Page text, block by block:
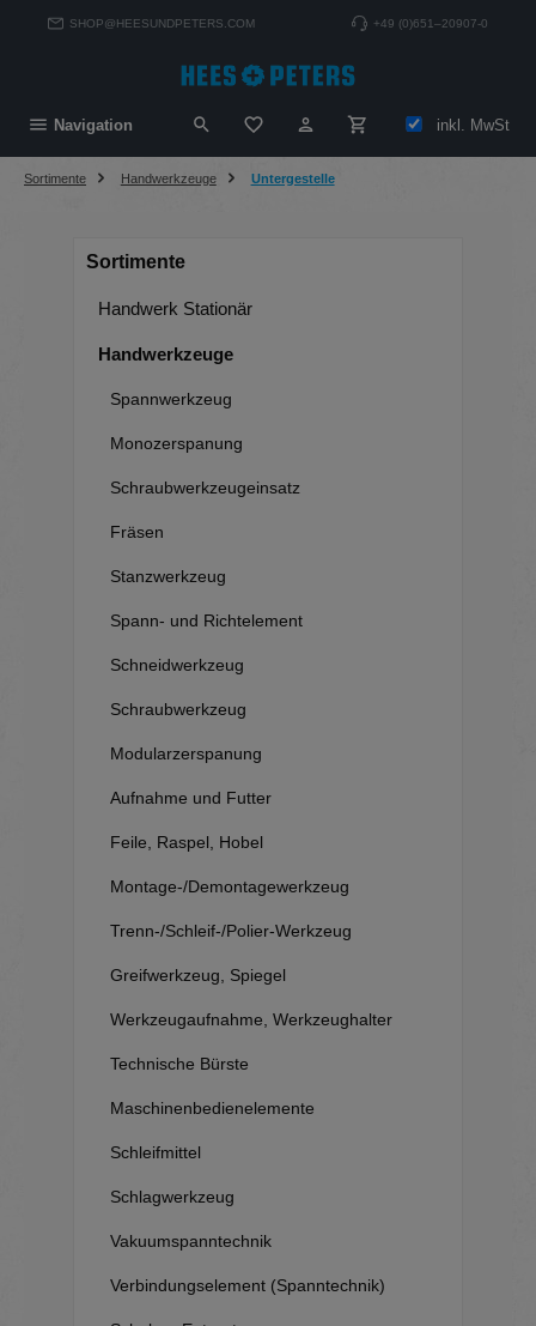
springenSHOP@HEESUNDPETERS.COM +49 (0)651–20907-0
Navigation Du hast 0 Produkte auf deminkl. MwSt
Sortimente Handwerkzeuge Untergestelle
Sortimente
Handwerk Stationär
Handwerkzeuge
Spannwerkzeug
Monozerspanung
Schraubwerkzeugeinsatz
Fräsen
Stanzwerkzeug
Spann- und Richtelement
Schneidwerkzeug
Schraubwerkzeug
Modularzerspanung
Aufnahme und Futter
Feile, Raspel, Hobel
Montage-/Demontagewerkzeug
Trenn-/Schleif-/Polier-Werkzeug
Greifwerkzeug, Spiegel
Werkzeugaufnahme, Werkzeughalter
Technische Bürste
Maschinenbedienelemente
Schleifmittel
Schlagwerkzeug
Vakuumspanntechnik
Verbindungselement (Spanntechnik)